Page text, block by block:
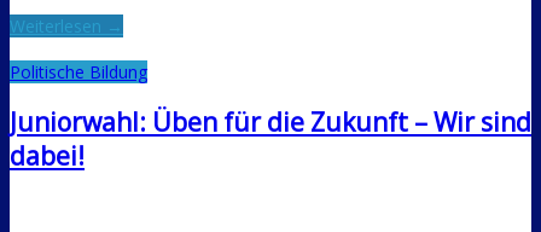
Weiterlesen →
Politische Bildung
Juniorwahl: Üben für die Zukunft – Wir sind
dabei!